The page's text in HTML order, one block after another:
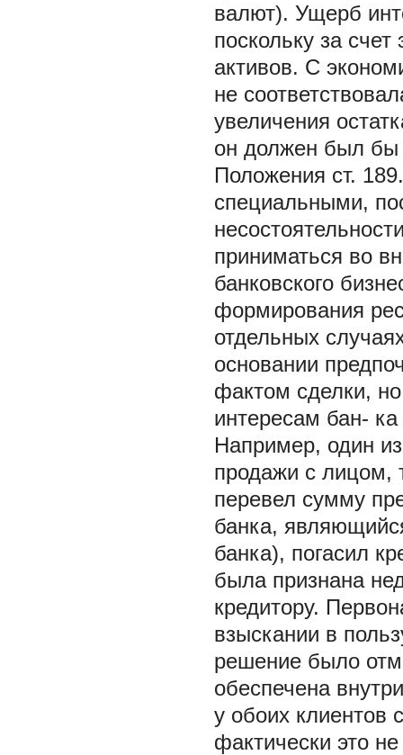
валют). Ущерб
поскольку за
активов. С
не
увеличения
он должен был бы
Положения ст.
специальными,
приниматься во
банковского
формирования
отдельных
основании
фактом сделки,
интересам бан-
Например, один
продажи с лицом,
перевел сумму
банка,
банка), погасил
была признана
кредитору.
взыскании в
решение было
обеспечена
у обоих клиентов
фактически это